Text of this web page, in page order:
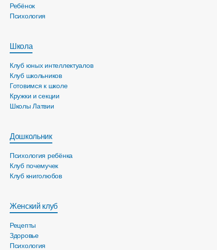
Ребёнок
Психология
Школа
Клуб юных интеллектуалов
Клуб школьников
Готовимся к школе
Кружки и секции
Школы Латвии
Дошкольник
Психология ребёнка
Клуб почемучек
Клуб книголюбов
Женский клуб
Рецепты
Здоровье
Психология